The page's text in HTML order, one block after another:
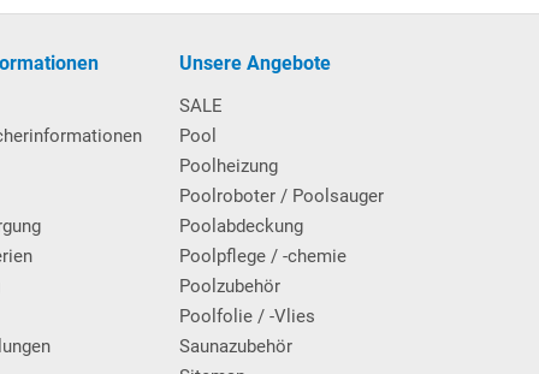
Darüber hinaus werden eine
mitgeliefert (für den späteren Gebrauch, die
Unsere Angebote
SALE
Pool
Poolheizung
Poolroboter / Poolsauger
Poolabdeckung
Poolpflege / -chemie
Poolzubehör
Poolfolie / -Vlies
Saunazubehör